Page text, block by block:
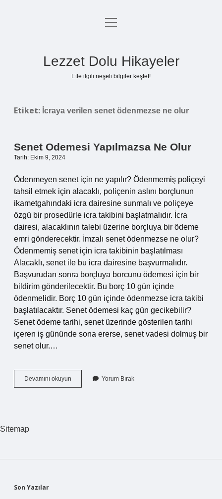
Anasayfa
menüyü
Lezzet Dolu Hikayeler
Etle ilgili neşeli bilgiler keşfet!
Etiket: İcraya verilen senet ödenmezse ne olur
Senet Odemesi Yapılmazsa Ne Olur
Tarih: Ekim 9, 2024
Ödenmeyen senet için ne yapılır? Ödenmemiş poliçeyi
tahsil etmek için alacaklı, poliçenin aslını borçlunun
ikametgahındaki icra dairesine sunmalı ve poliçeye
özgü bir prosedürle icra takibini başlatmalıdır. İcra
dairesi, alacaklının talebi üzerine borçluya bir ödeme
emri gönderecektir. İmzalı senet ödenmezse ne olur?
Ödenmemiş senet için icra takibinin başlatılması
Alacaklı, senet ile bu icra dairesine başvurmalıdır.
Başvurudan sonra borçluya borcunu ödemesi için bir
bildirim gönderilecektir. Bu borç 10 gün içinde
ödenmelidir. Borç 10 gün içinde ödenmezse icra takibi
başlatılacaktır. Senet ödemesi kaç gün gecikebilir?
Senet ödeme tarihi, senet üzerinde gösterilen tarihi
içeren iş gününde sona ererse, senet vadesi dolmuş bir
senet olur.…
Devamını okuyun
Odemesi
Yorum Bırak
Sitemap
Son Yazılar